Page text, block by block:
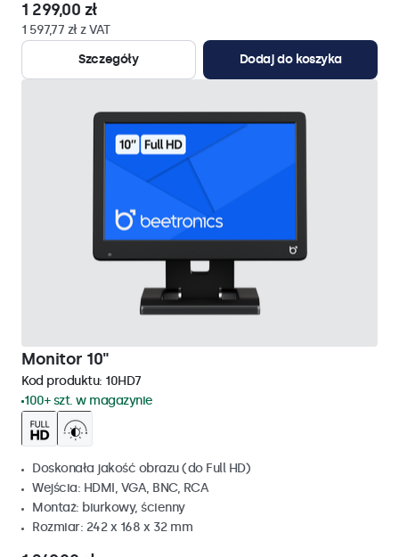
1 299,00 zł
1 597,77 zł z VAT
Szczegóły
Dodaj do koszyka
Monitor 10"
Kod produktu: 10HD7
100+ szt. w magazynie
Doskonała jakość obrazu (do Full HD)
Wejścia: HDMI, VGA, BNC, RCA
Montaż: biurkowy, ścienny
Rozmiar: 242 x 168 x 32 mm